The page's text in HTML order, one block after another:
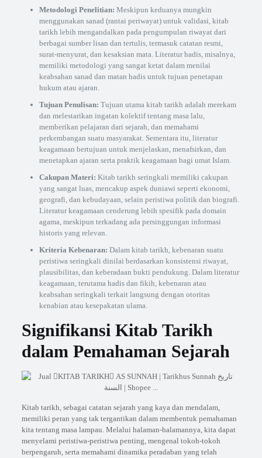
Metodologi Penelitian: Meskipun keduanya mungkin
menggunakan sanad (rantai periwayat) untuk validasi, kitab
tarikh lebih mengandalkan pada pengumpulan riwayat dari
berbagai sumber lisan dan tertulis, termasuk catatan resmi,
surat-menyurat, dan kesaksian mata. Literatur hadis, misalnya,
memiliki metodologi yang sangat ketat dalam menilai
keabsahan sanad dan matan hadis untuk tujuan penetapan
hukum atau ajaran.
Tujuan Penulisan: Tujuan utama kitab tarikh adalah merekam
dan melestarikan ingatan kolektif tentang masa lalu,
memberikan pelajaran dari sejarah, dan memahami
perkembangan suatu masyarakat. Sementara itu, literatur
keagamaan bertujuan untuk menjelaskan, menafsirkan, dan
menetapkan ajaran serta praktik keagamaan bagi umat Islam.
Cakupan Materi: Kitab tarikh seringkali memiliki cakupan
yang sangat luas, mencakup aspek duniawi seperti ekonomi,
geografi, dan kebudayaan, selain peristiwa politik dan biografi.
Literatur keagamaan cenderung lebih spesifik pada domain
agama, meskipun terkadang ada persinggungan informasi
historis yang relevan.
Kriteria Kebenaran: Dalam kitab tarikh, kebenaran suatu
peristiwa seringkali dinilai berdasarkan konsistensi riwayat,
plausibilitas, dan keberadaan bukti pendukung. Dalam literatur
keagamaan, terutama hadis dan fikih, kebenaran atau
keabsahan seringkali terkait langsung dengan otoritas
kenabian atau kesepakatan ulama.
Signifikansi Kitab Tarikh
dalam Pemahaman Sejarah
Kitab tarikh, sebagai catatan sejarah yang kaya dan mendalam,
memiliki peran yang tak tergantikan dalam membentuk pemahaman
kita tentang masa lampau. Melalui halaman-halamannya, kita dapat
menyelami peristiwa-peristiwa penting, mengenal tokoh-tokoh
berpengaruh, serta memahami dinamika peradaban yang telah